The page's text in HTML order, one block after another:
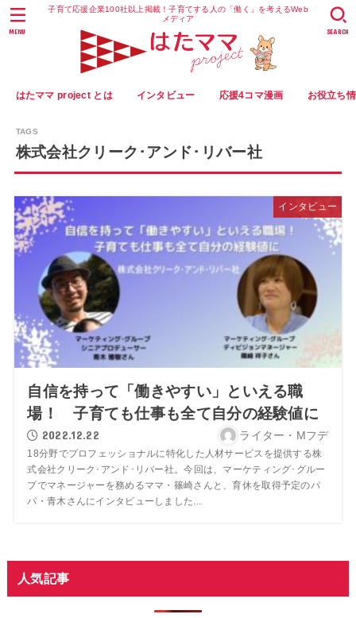
子育て応援企業100社以上掲載！子育てする人の「働く」を考えるWeb
メディア
はたママ project とは インタビュー 応援4コマ漫画 お役立ち
SEARCH
MENU
株式会社クリーク･アンド･リバー社
インタビュー
自信を持って「働きやすい」といえる職
場！ 子育ても仕事も全て自分の経験値に
2022.12.22 ライター・Mフデ
18分野でプロフェッショナルに特化した人材サービスを提供する株
式会社クリーク･アンド･リバー社。今回は、マーケティング･グルー
プでマネージャーを務めるママ・篠崎さんと、育休を取得予定のパ
パ・青木さんにインタビューしました...
人気記事